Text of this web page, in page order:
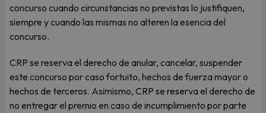
concurso cuando circunstancias no previstas lo justifiquen,
siempre y cuando las mismas no alteren la esencia del
concurso.
CRP se reserva el derecho de anular, cancelar, suspender
este concurso por caso fortuito, hechos de fuerza mayor o
hechos de terceros. Asimismo, CRP se reserva el derecho de
no entregar el premio en caso de incumplimiento por parte